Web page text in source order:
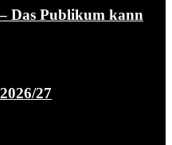
Das Publikum kann
27